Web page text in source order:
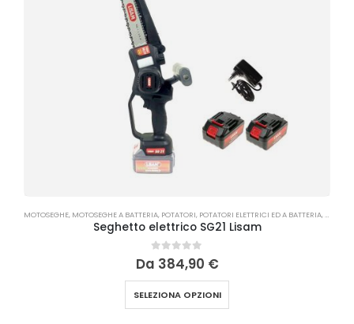
MOTOSEGHE, MOTOSEGHE A BATTERIA, POTATORI, POTATORI ELETTRICI ED A BATTERIA,
Seghetto elettrico SG21 Lisam
Su 5
Da 384,90 €
SELEZIONA OPZIONI